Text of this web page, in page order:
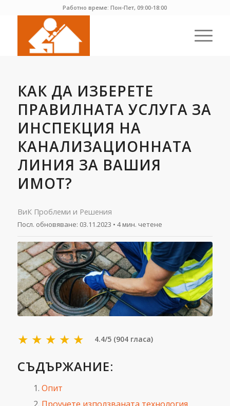
Работно време: Пон-Пет, 09:00-18:00
КАК ДА ИЗБЕРЕТЕ
ПРАВИЛНАТА УСЛУГА ЗА
ИНСПЕКЦИЯ НА
КАНАЛИЗАЦИОННАТА
ЛИНИЯ ЗА ВАШИЯ
ИМОТ?
ВиК Проблеми и Решения
Посл. обновяване: 03.11.2023 • 4 мин. четене
★
★
★
★
★ 4.4/5 (904 гласа)
СЪДЪРЖАНИЕ:
Опит